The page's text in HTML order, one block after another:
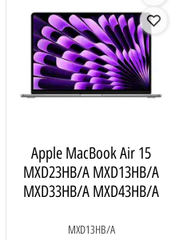
Apple MacBook Air 15
MXD23HB/A MXD13HB/A
MXD33HB/A MXD43HB/A
MXD13HB/A